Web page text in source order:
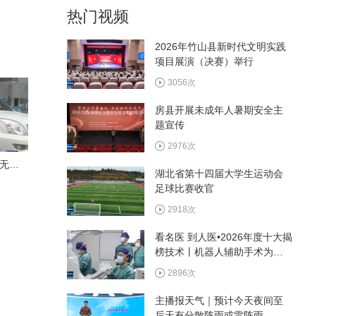
红脉永续·胜利回响丨纪念中
原突围胜利80周年系列短视
不文明行为曝光台 街头不文
明行为曝光
擦亮“文明河流”城市名片 人
人争当守井人
热门视频
2026年竹山县新时代文明实践
项目展演（决赛）举行
3056次
房县开展未成年人暑期安全主
题宣传
2976次
湖北省第十四届大学生运动会
足球比赛收官
2918次
看名医 到人医•2026年度十大揭
榜技术丨机器人辅助手术为患
者诊疗提供新选择
2896次
主播报天气｜预计今天夜间至